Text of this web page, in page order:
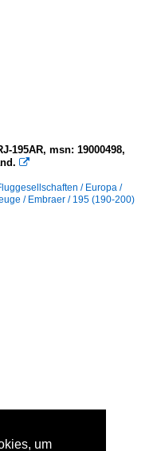
195AR, msn: 19000498,

/ Europa /
/ Embraer / 195 (190-200)
um